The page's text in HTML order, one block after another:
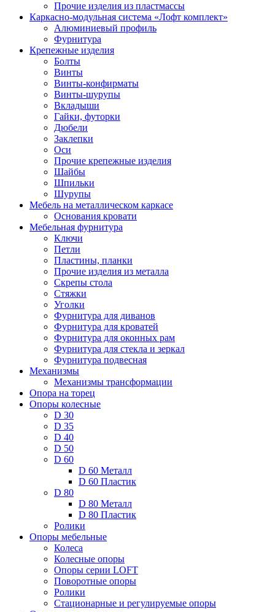
Прочие изделия из пластмассы
Каркасно-модульная система «Лофт комплект»
Алюминиевый профиль
Фурнитура
Крепежные изделия
Болты
Винты
Винты-конфирматы
Винты-шурупы
Вкладыши
Гайки, футорки
Дюбели
Заклепки
Оси
Прочие крепежные изделия
Шайбы
Шпильки
Шурупы
Мебель на металлическом каркасе
Основания кровати
Мебельная фурнитура
Ключи
Петли
Пластины, планки
Прочие изделия из металла
Скрепы стола
Стяжки
Уголки
Фурнитура для диванов
Фурнитура для кроватей
Фурнитура для оконных рам
Фурнитура для стекла и зеркал
Фурнитура подвесная
Механизмы
Механизмы трансформации
Опора на торец
Опоры колесные
D 30
D 35
D 40
D 50
D 60
D 60 Металл
D 60 Пластик
D 80
D 80 Металл
D 80 Пластик
Ролики
Опоры мебельные
Колеса
Колесные опоры
Опоры серии LOFT
Поворотные опоры
Ролики
Стационарные и регулируемые опоры